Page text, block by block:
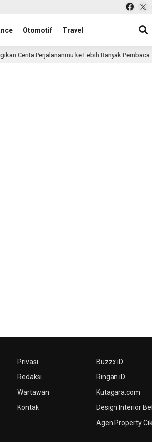
Otomotif Travel
Cerita Perjalananmu ke Lebih Banyak Pembaca
Privasi
Redaksi
Wartawan
Kontak
Buzzx.iD
Ringan.iD
Kutagara.com
Design Interior
Agen Property